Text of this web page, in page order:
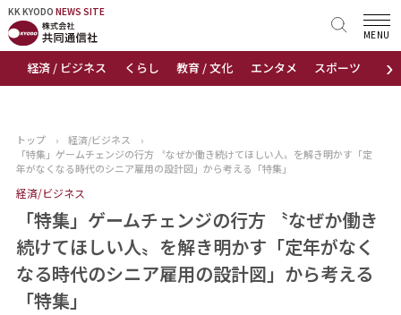
KK KYODO NEWS SITE
›
経済 / ビジネス くらし 教育 / 文化 エンタメ スポーツ 地域
MENU
KK KYODONEWS SITE
トップページ
ニュース
おすすめコンテンツ
出版物
会社概要
トップ › 経済/ビジネス
›
「特集」ゲームチェンジの行方 〝なぜか働き続けてほしい人〟を解き明かす「定
年がなくなる時代のシニア雇用の設計図」から考える「特集」
経済/ビジネス
「特集」ゲームチェンジの行方 〝なぜか働き
続けてほしい人〟を解き明かす「定年がなく
なる時代のシニア雇用の設計図」から考える
「特集」